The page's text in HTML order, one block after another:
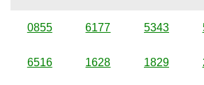
0855 6177 5343
6516 1628 1829